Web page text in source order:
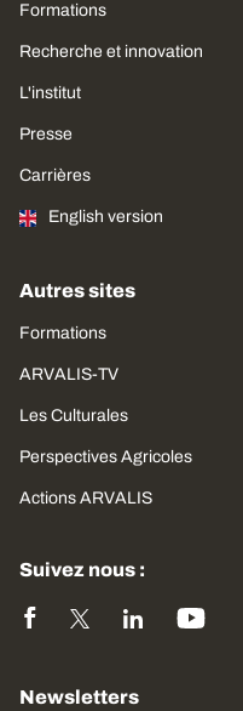
Formations
Recherche et innovation
L'institut
Presse
Carrières
English version
Autres sites
Formations
ARVALIS-TV
Les Culturales
Perspectives Agricoles
Actions ARVALIS
Suivez nous :
Newsletters